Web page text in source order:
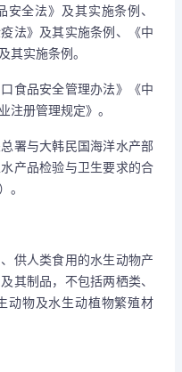
全法》及其实施条例、
法》及其实施条例、《中
其实施条例。
品安全管理办法》《中
注册管理规定》。
与大韩民国海洋水产部
产品检验与卫生要求的合
。
人类食用的水生动物产
其制品，不包括两栖类、
动物及水生动植物繁殖材